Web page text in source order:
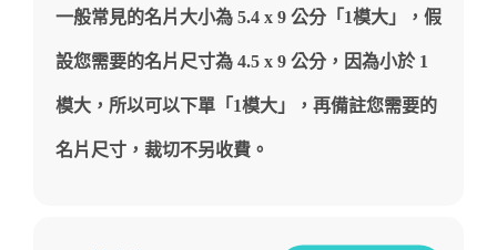
一般常見的名片大小為 5.4 x 9 公分「1模大」，假
設您需要的名片尺寸為 4.5 x 9 公分，因為小於 1
模大，所以可以下單「1模大」，再備註您需要的
名片尺寸，裁切不另收費。